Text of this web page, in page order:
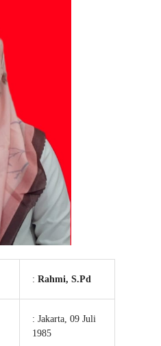
: Rahmi, S.Pd
: Jakarta, 09 Juli
1985